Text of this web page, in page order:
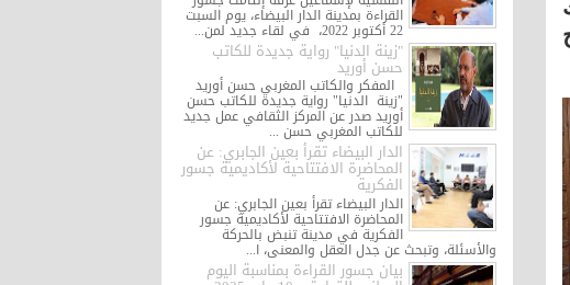
القراءة بمدينة الدار البيضاء، يوم السبت
22 أكتوبر 2022، في لقاء جديد لمن...
"زينة الدنيا" رواية جديدة للكاتب
حسن أوريد
المفكر والكاتب المغربي حسن أوريد
"زينة الدنيا" رواية جديدة للكاتب حسن
أوريد صدر عن المركز الثقافي عمل جديد
للكاتب المغربي حسن ...
الدار البيضاء تقرأ بعين الجابري: عن
المحاضرة الافتتاحية لأكاديمية جسور
الفكرية
الدار البيضاء تقرأ بعين الجابري: عن
المحاضرة الافتتاحية لأكاديمية جسور
الفكرية في مدينة تنبض بالحركة
والأسئلة، وتبحث عن جدل العقل والمعنى، ا...
بيان جسور القراءة بمناسبة اليوم